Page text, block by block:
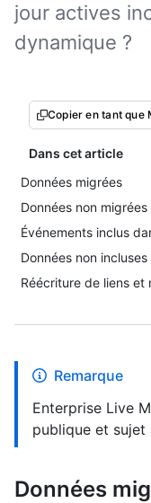
jour actives
dynamique ?
Copier en tant que
Dans cet article
Données migrées
Données non migrées
Événements inclus
Données non
Réécriture de liens et
Remarque
Enterprise Live
publique et sujet
Données